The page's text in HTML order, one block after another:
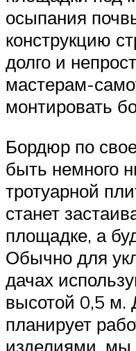
осыпания
конструкцию
долго и
мастерам-
монтировать
Бордюр по
быть немного
тротуарной
станет
площадке, а
Обычно для
дачах
высотой 0,5 м.
планирует
изделиями, мы